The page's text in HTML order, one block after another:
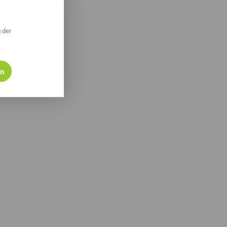
der